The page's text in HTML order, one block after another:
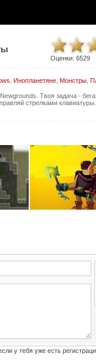
Оценки: 6529
Инопланетяне, Монстры,
Твоя задача -
стрелками
у тебя уже есть